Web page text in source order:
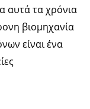
αυτά τα χρόνια
βιομηχανία
είναι ένα